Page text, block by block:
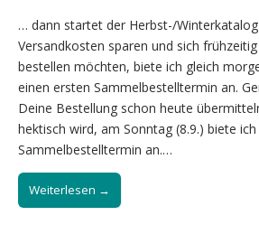
… dann startet der Herbst-/Winterkatalog
Versandkosten sparen und sich
bestellen möchten, biete ich gleich
einen ersten Sammelbestelltermin an.
Deine Bestellung schon heute
hektisch wird, am Sonntag (8.9.) biete
Sammelbestelltermin an.…
Weiterlesen →